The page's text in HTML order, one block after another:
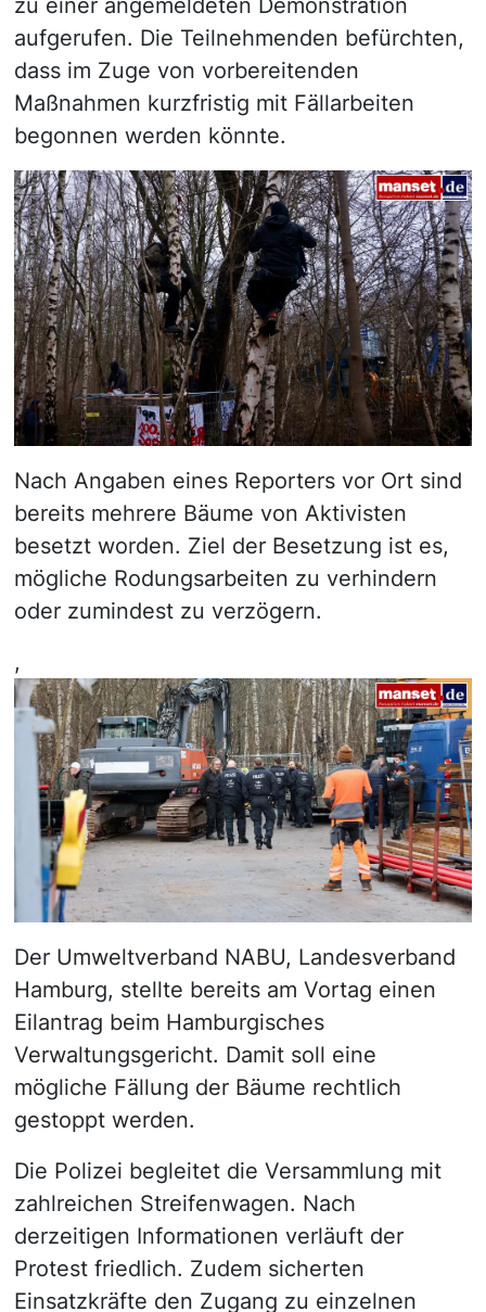
zu einer angemeldeten Demonstration
aufgerufen. Die Teilnehmenden befürchten,
dass im Zuge von vorbereitenden
Maßnahmen kurzfristig mit Fällarbeiten
begonnen werden könnte.
Nach Angaben eines Reporters vor Ort sind
bereits mehrere Bäume von Aktivisten
besetzt worden. Ziel der Besetzung ist es,
mögliche Rodungsarbeiten zu verhindern
oder zumindest zu verzögern.
,
Der Umweltverband NABU, Landesverband
Hamburg, stellte bereits am Vortag einen
Eilantrag beim Hamburgisches
Verwaltungsgericht. Damit soll eine
mögliche Fällung der Bäume rechtlich
gestoppt werden.
Die Polizei begleitet die Versammlung mit
zahlreichen Streifenwagen. Nach
derzeitigen Informationen verläuft der
Protest friedlich. Zudem sicherten
Einsatzkräfte den Zugang zu einzelnen